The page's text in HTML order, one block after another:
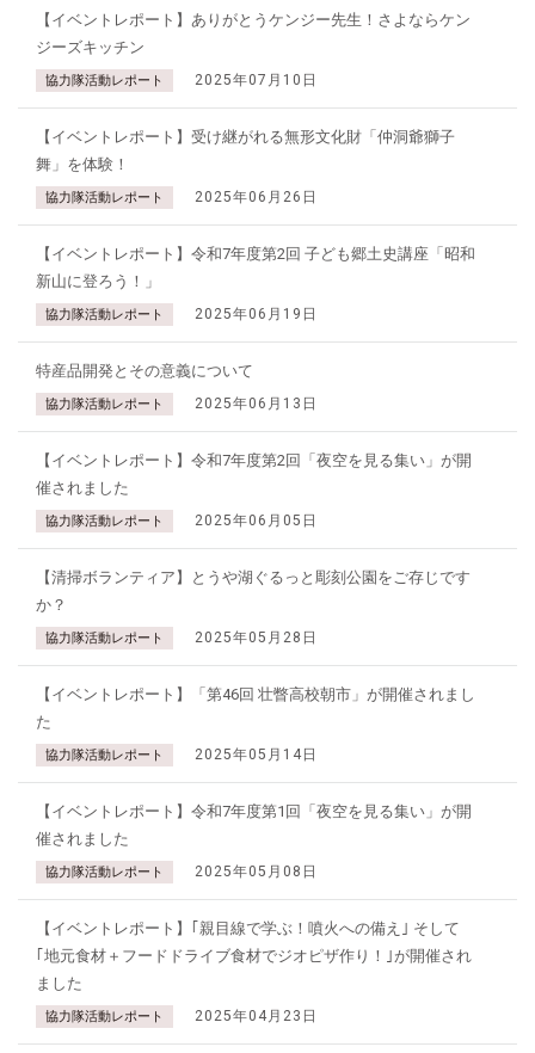
【イベントレポート】ありがとうケンジー先生！さよならケン
ジーズキッチン
協力隊活動レポート 2025年07月10日
【イベントレポート】受け継がれる無形文化財「仲洞爺獅子
舞」を体験！
協力隊活動レポート 2025年06月26日
【イベントレポート】令和7年度第2回 子ども郷土史講座「昭和
新山に登ろう！」
協力隊活動レポート 2025年06月19日
特産品開発とその意義について
協力隊活動レポート 2025年06月13日
【イベントレポート】令和7年度第2回「夜空を見る集い」が開
催されました
協力隊活動レポート 2025年06月05日
【清掃ボランティア】とうや湖ぐるっと彫刻公園をご存じです
か？
協力隊活動レポート 2025年05月28日
【イベントレポート】「第46回 壮瞥高校朝市」が開催されまし
た
協力隊活動レポート 2025年05月14日
【イベントレポート】令和7年度第1回「夜空を見る集い」が開
催されました
協力隊活動レポート 2025年05月08日
【イベントレポート】｢親目線で学ぶ！噴火への備え｣ そして
｢地元食材＋フードドライブ食材でジオピザ作り！｣が開催され
ました
協力隊活動レポート 2025年04月23日